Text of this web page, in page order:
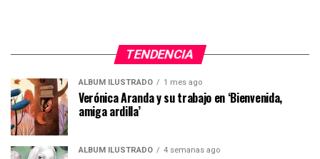
TENDENCIA
ÁLBUM ILUSTRADO 1 mes ago
Verónica Aranda y su trabajo en ‘Bienvenida,
amiga ardilla’
ÁLBUM ILUSTRADO 4 semanas ago